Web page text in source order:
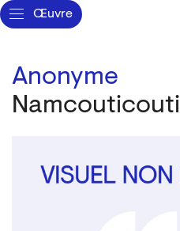
Œuvre
Anonyme
Namcouticouti